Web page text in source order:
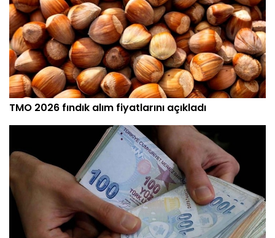
TMO 2026 fındık alım fiyatlarını açıkladı